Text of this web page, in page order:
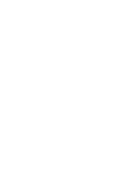
8 GB GDDR6,